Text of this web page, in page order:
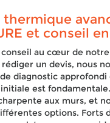
et conseil
conseil au cœur de
un devis, nous
diagnostic approfondi
est
aux murs, et
options. Forts